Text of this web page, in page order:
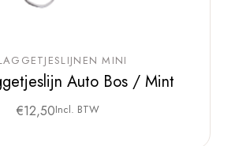
MINI
Auto Bos / Mint
€12,50Incl. BTW